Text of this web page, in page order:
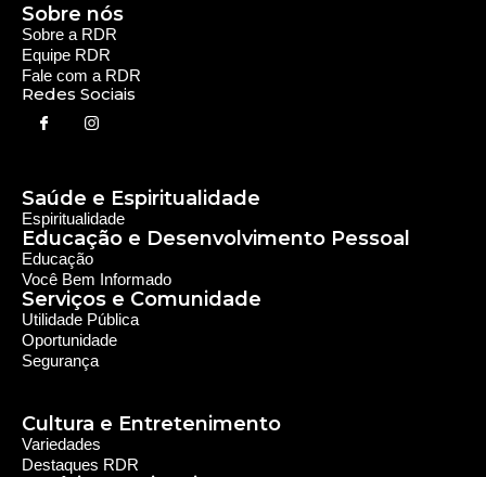
Sobre a RDR
Equipe RDR
Fale com a RDR
Redes Sociais
Sobre nós
Saúde e Espiritualidade
Espiritualidade
Educação e Desenvolvimento Pessoal
Educação
Você Bem Informado
Serviços e Comunidade
Utilidade Pública
Oportunidade
Segurança
Cultura e Entretenimento
Variedades
Destaques RDR